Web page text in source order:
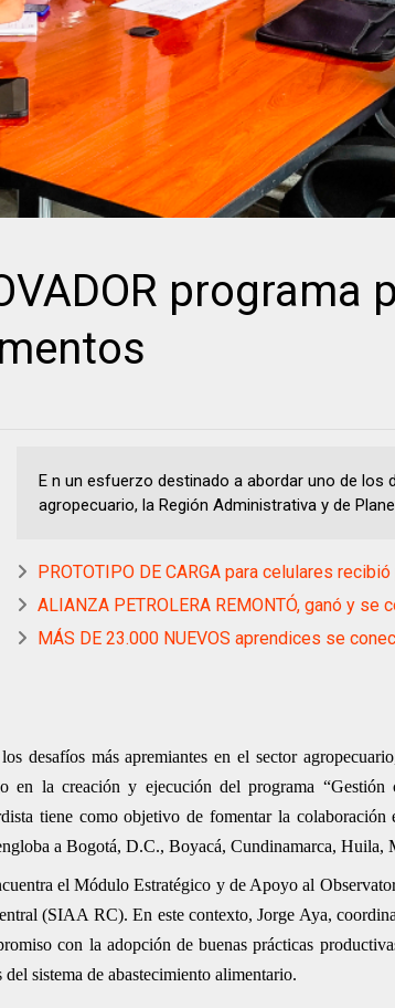
programa
E n un esfuerzo destinado a abordar uno de
agropecuario, la Región Administrativa y de
PROTOTIPO DE CARGA para celulares
ALIANZA PETROLERA REMONTÓ, ganó y
MÁS DE 23.000 NUEVOS aprendices se
desafíos más apremiantes en el sector
en la creación y ejecución del programa “Gestión
tiene como objetivo de fomentar la colaboración
a Bogotá, D.C., Boyacá, Cundinamarca, Huila,
el Módulo Estratégico y de Apoyo al
(SIAA RC). En este contexto, Jorge Aya,
con la adopción de buenas prácticas
sistema de abastecimiento alimentario.